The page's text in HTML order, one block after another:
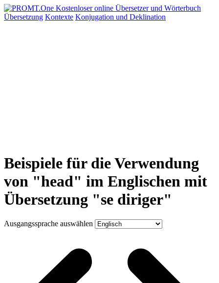
Übersetzung Kontexte Konjugation und Deklination
Beispiele für die Verwendung
von "head" im Englischen mit
Übersetzung "se diriger"
Ausgangssprache auswählen